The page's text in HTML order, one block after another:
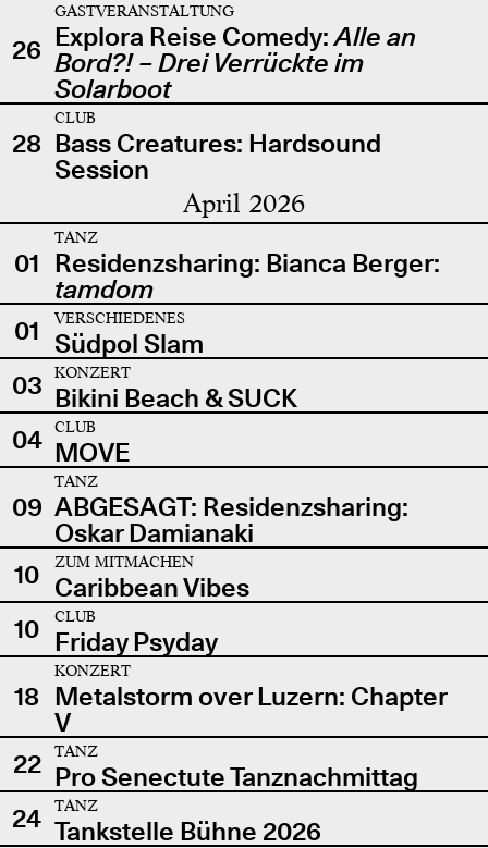
26
GASTVERANSTALTUNG
Explora Reise Comedy:Alle an
Bord?! – Drei Verrückte im
Solarboot
28
CLUB
Bass Creatures: Hardsound
Session
April 2026
01
TANZ
Residenzsharing: Bianca Berger:
tamdom
01
VERSCHIEDENES
Südpol Slam
03
KONZERT
Bikini Beach & SUCK
04
CLUB
MOVE
09
TANZ
ABGESAGT: Residenzsharing:
Oskar Damianaki
10
ZUM MITMACHEN
Caribbean Vibes
10
CLUB
Friday Psyday
18
KONZERT
Metalstorm over Luzern: Chapter
V
22
TANZ
Pro Senectute Tanznachmittag
24
TANZ
Tankstelle Bühne 2026